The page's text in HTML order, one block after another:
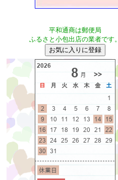
平和通商は郵便局
ふるさと小包出店の業者です。
お気に入りに登録